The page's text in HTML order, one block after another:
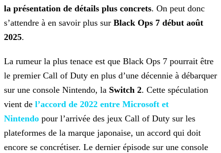
la présentation de détails plus concrets. On peut donc
s’attendre à en savoir plus sur Black Ops 7 début août
2025.
La rumeur la plus tenace est que Black Ops 7 pourrait être
le premier Call of Duty en plus d’une décennie à débarquer
sur une console Nintendo, la Switch 2. Cette spéculation
vient de l’accord de 2022 entre Microsoft et
Nintendo pour l’arrivée des jeux Call of Duty sur les
plateformes de la marque japonaise, un accord qui doit
encore se concrétiser. Le dernier épisode sur une console